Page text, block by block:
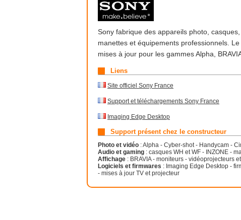
Sony fabrique des appareils photo,
manettes et équipements professionnels.
mises à jour pour les gammes Alpha,
Liens
Site officiel Sony France
Support et téléchargements Sony France
Imaging Edge Desktop
Support présent chez le constructeur
Photo et vidéo : Alpha - Cyber-shot - Handycam -
Audio et gaming : casques WH et WF - INZONE -
Affichage : BRAVIA - moniteurs - vidéoprojecteurs
Logiciels et firmwares : Imaging Edge Desktop -
- mises à jour TV et projecteur